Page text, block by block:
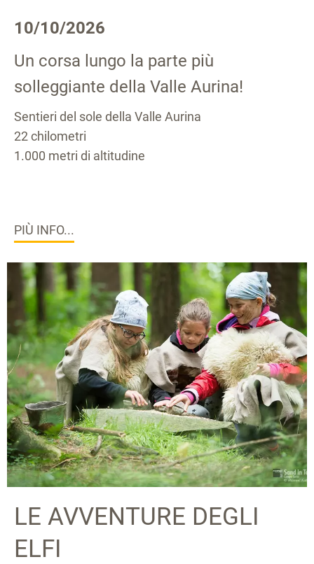
10/10/2026
Un corsa lungo la parte più
solleggiante della Valle Aurina!
Sentieri del sole della Valle Aurina
22 chilometri
1.000 metri di altitudine
PIÙ INFO...
LE AVVENTURE DEGLI
ELFI